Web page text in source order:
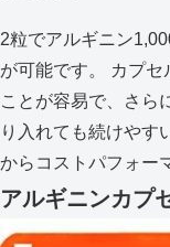
2粒でアルギニン
が可能です。 カプ
ことが容易で、さら
り入れても続けやす
からコストパフォー
アルギニンカプ